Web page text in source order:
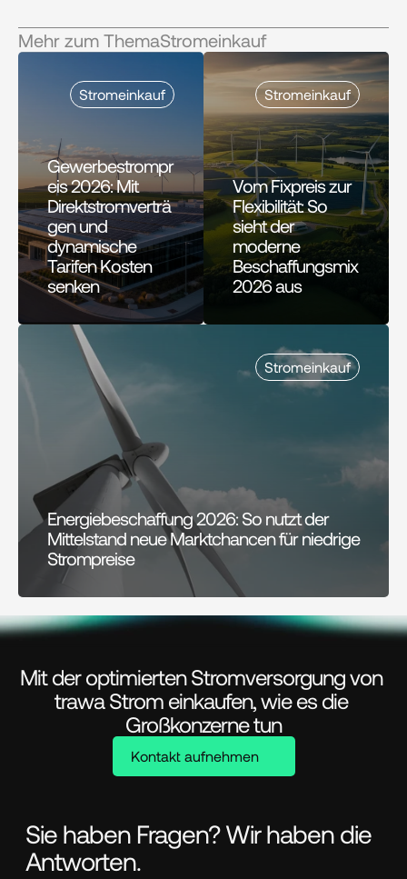
Mehr zum ThemaStromeinkauf
Stromeinkauf
Gewerbestrompr
eis 2026: Mit
Direktstromverträ
gen und
dynamische
Tarifen Kosten
senken
Stromeinkauf
Vom Fixpreis zur
Flexibilität: So
sieht der
moderne
Beschaffungsmix
2026 aus
Stromeinkauf
Energiebeschaffung 2026: So nutzt der
Mittelstand neue Marktchancen für niedrige
Strompreise
Mit der optimierten Stromversorgung von
trawa Strom einkaufen, wie es die
Großkonzerne tun
Kontakt aufnehmen
Sie haben Fragen? Wir haben die
Antworten.